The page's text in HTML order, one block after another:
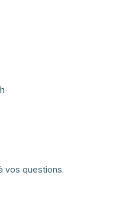
leurs besoins.
noter que tous les
en tant que
déclaration
vos questions.